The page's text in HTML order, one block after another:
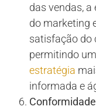
das vendas, a
do marketing
satisfação do
permitindo
estratégia
informada e